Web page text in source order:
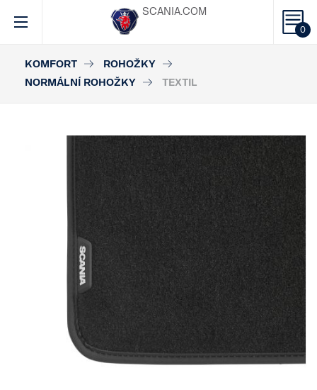
0
SCANIA.COM
KOMFORT
ROHOŽKY
NORMÁLNÍ ROHOŽKY
TEXTIL